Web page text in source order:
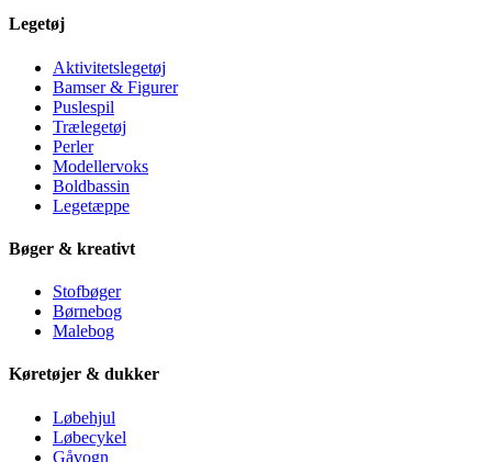
Legetøj
Aktivitetslegetøj
Bamser & Figurer
Puslespil
Trælegetøj
Perler
Modellervoks
Boldbassin
Legetæppe
Bøger & kreativt
Stofbøger
Børnebog
Malebog
Køretøjer & dukker
Løbehjul
Løbecykel
Gåvogn